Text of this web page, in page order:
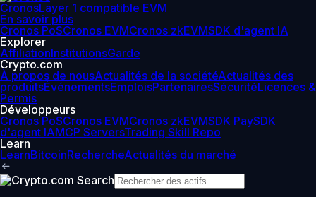
CronosLayer 1 compatible EVM
En savoir plus
Cronos PoSCronos EVMCronos zkEVMSDK d'agent IA
Explorer
AffiliationInstitutionsGarde
Crypto.com
À propos de nousActualités de la sociétéActualités des
produitsÉvénementsEmploisPartenairesSécuritéLicences &
Permis
Développeurs
Cronos PoSCronos EVMCronos zkEVMSDK PaySDK
d'agent IAMCP ServersTrading Skill Repo
Learn
LearnBitcoinRechercheActualités du marché